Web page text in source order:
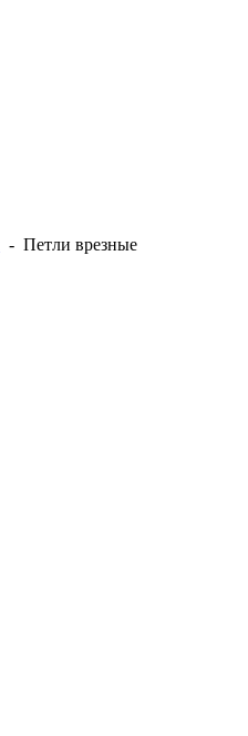
- Петли врезные